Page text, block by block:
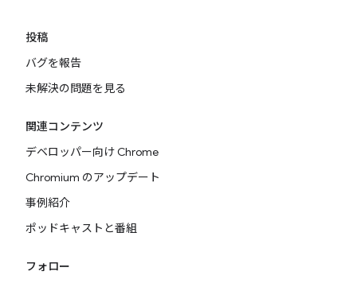
投稿
バグを報告
未解決の問題を見る
関連コンテンツ
デベロッパー向け Chrome
Chromium のアップデート
事例紹介
ポッドキャストと番組
フォロー